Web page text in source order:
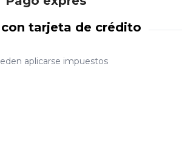
tarjeta de crédito
aplicarse impuestos